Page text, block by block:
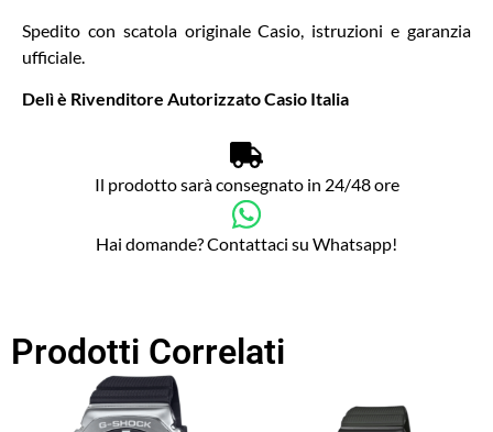
Spedito con scatola originale Casio, istruzioni e garanzia
ufficiale.
Delì è Rivenditore Autorizzato Casio Italia
Il prodotto sarà consegnato in 24/48 ore
Hai domande? Contattaci su Whatsapp!
Prodotti Correlati